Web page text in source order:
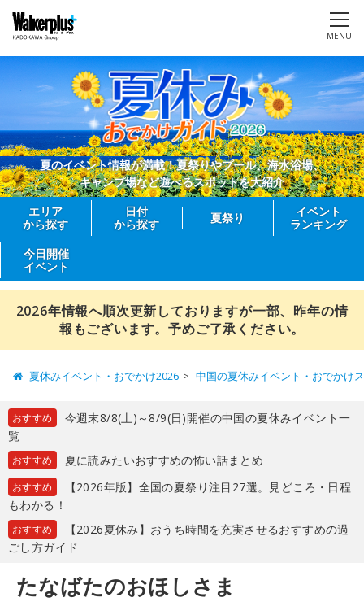
MENU
夏のイベント情報が満載！夏祭りやプール、海水浴場、
キャンプ場など遊べるスポットを大紹介
エリア
から探す
日付
から探す
夏祭り
イベント
ランキング
今日開催
イベント
2026年情報へ順次更新しておりますが一部、昨年の情
報もございます。予めご了承ください。
夏休みイベント・おでかけ2026 中国の夏休みイベント・おでかけ
おすすめ
今週末8/8(土)～8/9(日)開催の中国の夏休みイベント一
覧
おすすめ 夏に読みたいおすすめの怖い話まとめ
おすすめ
【2026年版】全国の夏祭り注目27選。見どころ・日程
もわかる！
おすすめ
【2026夏休み】おうち時間を充実させるおすすめの過
ごし方ガイド
たなばたのおほしさま